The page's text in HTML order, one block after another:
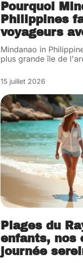
Pourquoi
Philippines
voyageurs
Mindanao in
plus grande île de
15 juillet 2026
Plages du
enfants, nos
journée